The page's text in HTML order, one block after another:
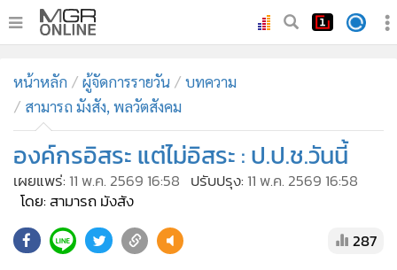
ทันเหตุการณ์
ภาคใต้
• ภูมิภาค
• Online Section
บันเทิง
• ผู้จัดการรายวัน
คอลัมนิสต์
หน้าหลัก ผู้จัดการรายวัน
บทความ
สามารถ มังสัง, พลวัตสังคม
องค์กรอิสระ แต่ไม่อิสระ : ป.ป.ช.วันนี้
เผยแพร่: 11 พ.ค. 2569 16:58 ปรับปรุง: 11 พ.ค. 2569 16:58
โดย: สามารถ มังสัง
287